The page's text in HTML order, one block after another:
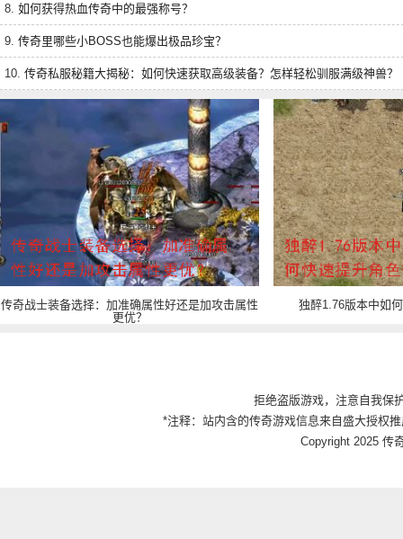
8. 如何获得热血传奇中的最强称号？
9. 传奇里哪些小BOSS也能爆出极品珍宝？
10. 传奇私服秘籍大揭秘：如何快速获取高级装备？怎样轻松驯服满级神兽？
传奇战士装备选择：加准确属性好还是加攻击属性
更优？
独醉1.76版本中如
拒绝盗版游戏，注意自我保
*注释：站内含的传奇游戏信息来自盛大授权
Copyright 2025 传